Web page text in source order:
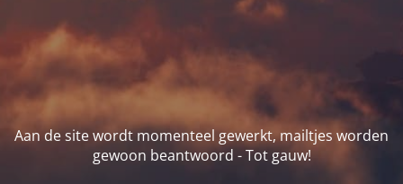
Aan de site wordt momenteel gewerkt, mailtjes worden
gewoon beantwoord - Tot gauw!